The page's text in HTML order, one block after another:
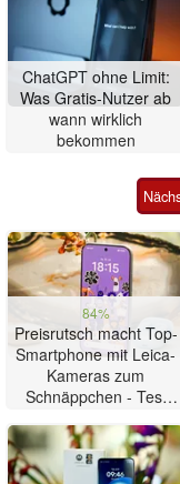
ChatGPT ohne Limit:
Was Gratis-Nutzer ab
wann wirklich
bekommen
84%
Preisrutsch macht Top-
Smartphone mit Leica-
Kameras zum
Schnäppchen - Test